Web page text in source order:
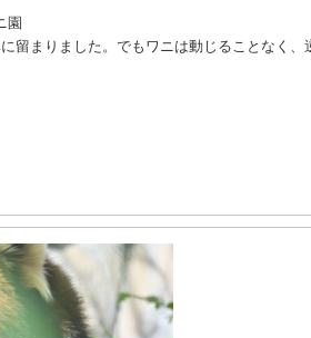
園
留まりました。でもワニは動じることなく、